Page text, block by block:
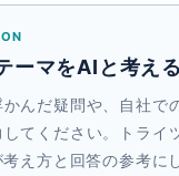
ーマをAIと考える
んだ疑問や、自社で
てください。トライ
え方と回答の参考に